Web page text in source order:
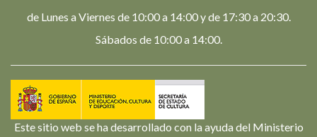
de Lunes a Viernes de 10:00 a 14:00 y de 17:30 a 20:30.
Sábados de 10:00 a 14:00.
Este sitio web se ha desarrollado con la ayuda del Ministerio